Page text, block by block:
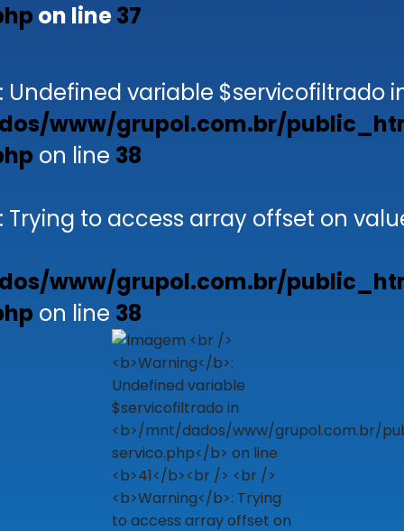
on line37
Undefined variable $servicofiltrado
www/grupol.com.br/
on line 38
Trying to access array offset on
www/grupol.com.br/
on line 38